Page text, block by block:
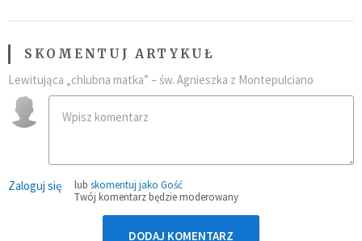
SKOMENTUJ ARTYKUŁ
Lewitująca „chlubna matka” – św. Agnieszka z Montepulciano
Zaloguj się lub skomentuj jako Gość
Twój komentarz będzie moderowany
DODAJ KOMENTARZ